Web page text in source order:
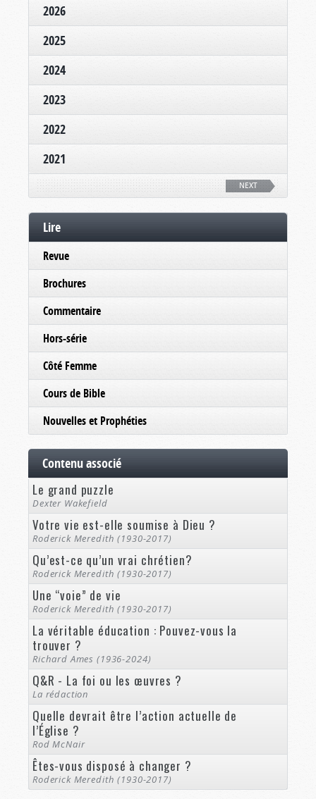
2026
2025
2024
2023
2022
2021
NEXT
Lire
Revue
Brochures
Commentaire
Hors-série
Côté Femme
Cours de Bible
Nouvelles et Prophéties
Contenu associé
Le grand puzzle
Dexter Wakefield
Votre vie est-elle soumise à Dieu ?
Roderick Meredith (1930-2017)
Qu’est-ce qu’un vrai chrétien?
Roderick Meredith (1930-2017)
Une “voie” de vie
Roderick Meredith (1930-2017)
La véritable éducation : Pouvez-vous la
trouver ?
Richard Ames (1936-2024)
Q&R - La foi ou les œuvres ?
La rédaction
Quelle devrait être l’action actuelle de
l’Église ?
Rod McNair
Êtes-vous disposé à changer ?
Roderick Meredith (1930-2017)